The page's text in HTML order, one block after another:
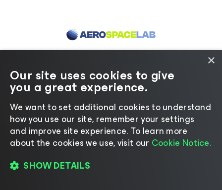
×
Our site uses cookies to give
you a great experience.
We want to set additional cookies to understand
how you use our site, remember your settings
and improve site experience. ​To learn more
about the cookies we use, visit our Cookie Notice.
SHOW DETAILS